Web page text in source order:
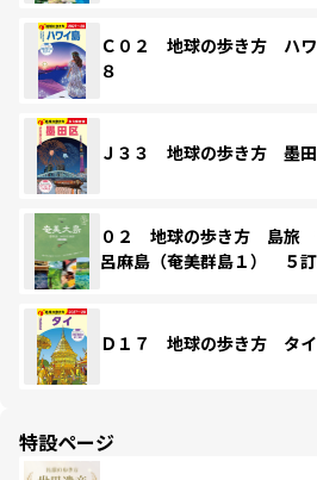
Ｃ０２ 地球の歩き方 ハ
８
Ｊ３３ 地球の歩き方 墨
０２ 地球の歩き方 島
呂麻島（奄美群島１） ５
Ｄ１７ 地球の歩き方 タ
特設ページ